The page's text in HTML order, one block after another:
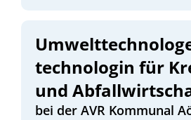
technologin für
und
bei der AVR Kommunal